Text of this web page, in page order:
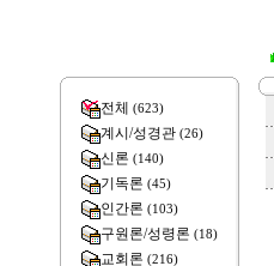
전체 (623)
계시/성경관 (26)
신론 (140)
기독론 (45)
인간론 (103)
구원론/성령론 (18)
교회론 (216)